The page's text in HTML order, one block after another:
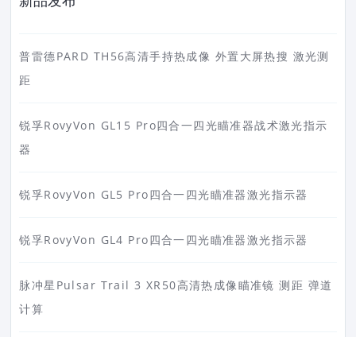
普雷德PARD TH56高清手持热成像 外置大屏热搜 激光测
距
锐孚RovyVon GL15 Pro四合一四光瞄准器战术激光指示
器
锐孚RovyVon GL5 Pro四合一四光瞄准器激光指示器
锐孚RovyVon GL4 Pro四合一四光瞄准器激光指示器
脉冲星Pulsar Trail 3 XR50高清热成像瞄准镜 测距 弹道
计算